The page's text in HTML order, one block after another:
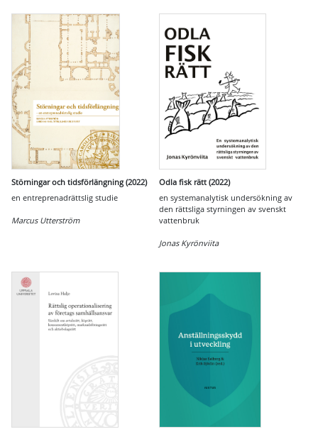
Störningar och tidsförlängning (2022)
en entreprenadrättslig studie
Marcus Utterström
Odla fisk rätt (2022)
en systemanalytisk undersökning av
den rättsliga styrningen av svenskt
vattenbruk
Jonas Kyrönviita